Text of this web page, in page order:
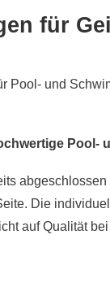
für
Pool- und
Pool-
Die
auf Qualität